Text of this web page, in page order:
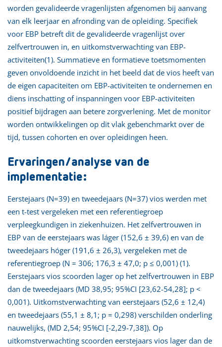
worden gevalideerde vragenlijsten afgenomen bij aanvang
van elk leerjaar en afronding van de opleiding. Specifiek
voor EBP betreft dit de gevalideerde vragenlijst over
zelfvertrouwen in, en uitkomstverwachting van EBP-
activiteiten(1). Summatieve en formatieve toetsmomenten
geven onvoldoende inzicht in het beeld dat de vios heeft van
de eigen capaciteiten om EBP-activiteiten te ondernemen en
diens inschatting of inspanningen voor EBP-activiteiten
positief bijdragen aan betere zorgverlening. Met de monitor
worden ontwikkelingen op dit vlak gebenchmarkt over de
tijd, tussen cohorten en over opleidingen heen.
Ervaringen/analyse van de
implementatie:
Eerstejaars (N=39) en tweedejaars (N=37) vios werden met
een t-test vergeleken met een referentiegroep
verpleegkundigen in ziekenhuizen. Het zelfvertrouwen in
EBP van de eerstejaars was láger (152,6 ± 39,6) en van de
tweedejaars hóger (191,6 ± 26,3), vergeleken met de
referentiegroep (N = 306; 176,3 ± 47,0; p ≤ 0,001) (1).
Eerstejaars vios scoorden lager op het zelfvertrouwen in EBP
dan de tweedejaars (MD 38,95; 95%CI [23,62-54,28]; p <
0,001). Uitkomstverwachting van eerstejaars (52,6 ± 12,4)
en tweedejaars (55,1 ± 8,1; p = 0,298) verschilden onderling
nauwelijks, (MD 2,54; 95%CI [-2,29-7,38]). Op
uitkomstverwachting scoorden eerstejaars vios lager dan de